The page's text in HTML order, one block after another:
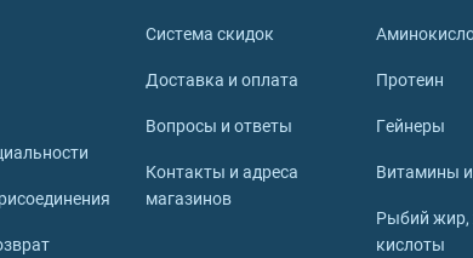
Система скидок
Доставка и оплата
Вопросы и ответы
Контакты и адреса
магазинов
Протеин
Гейнеры
Витамины
Рыбий
кислоты